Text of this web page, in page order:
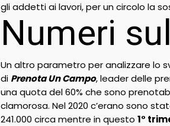
gli addetti ai lavori, per un circolo la
Numeri
Un altro parametro per analizzare lo
di Prenota Un Campo, leader delle
una quota del 60% che sono
clamorosa. Nel 2020 c’erano sono
241.000 circa mentre in questo 1°